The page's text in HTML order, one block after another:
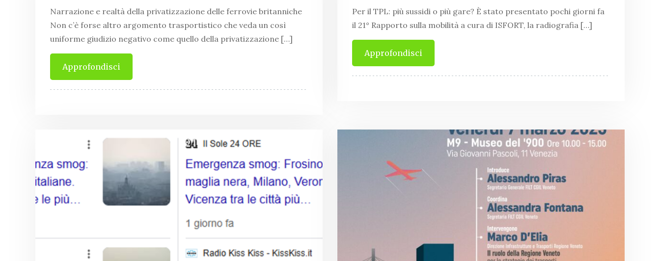
Narrazione e realtà della privatizzazione delle ferrovie britanniche
Non c’è forse altro argomento trasportistico che veda un così
uniforme giudizio negativo come quello della privatizzazione […]
Approfondisci
Per il TPL: più sussidi o più gare? È stato presentato pochi giorni fa
il 21° Rapporto sulla mobilità a cura di ISFORT, la radiografia […]
Approfondisci